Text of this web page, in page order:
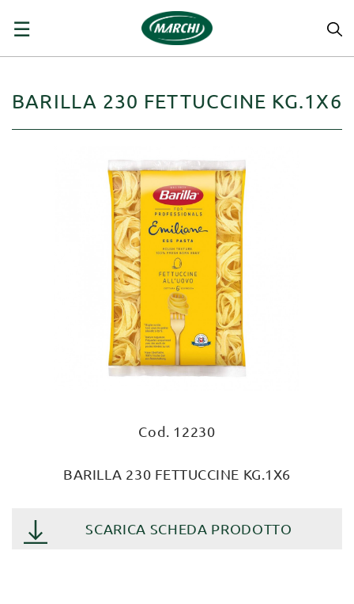
navigazione
☰
BARILLA 230 FETTUCCINE KG.1X6
Cod. 12230
BARILLA 230 FETTUCCINE KG.1X6
SCARICA SCHEDA PRODOTTO